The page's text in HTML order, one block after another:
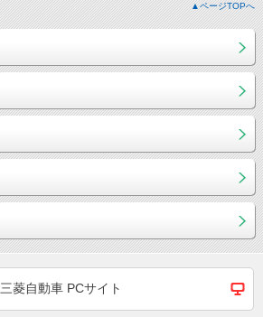
▲ページTOPへ
三菱自動車 PCサイト